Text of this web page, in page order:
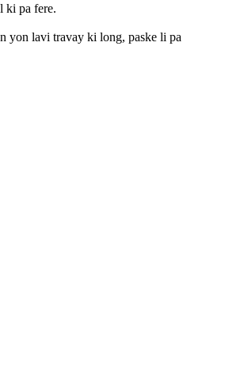
ki pa fere.
yon lavi travay ki long, paske li pa